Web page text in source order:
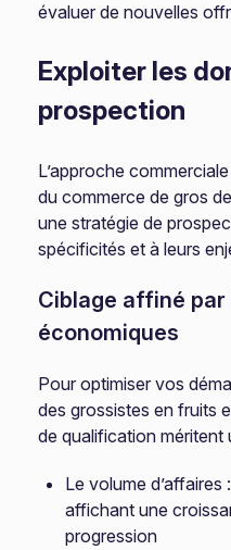
évaluer de nouvelles
Exploiter les
prospection
L’approche
du commerce de gros
une stratégie de
spécificités et à leurs
Ciblage affiné
économiques
Pour optimiser vos
des grossistes en fruits
de qualification méritent
Le volume d’affaires
affichant une
progression